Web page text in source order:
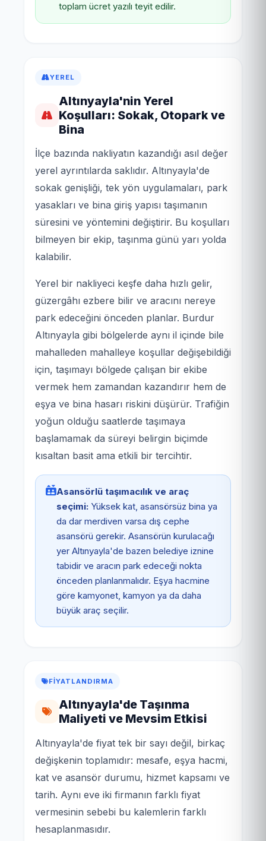
toplam ücret yazılı teyit edilir.
YEREL
Altınyayla'nin Yerel
Koşulları: Sokak, Otopark ve
Bina
İlçe bazında nakliyatın kazandığı asıl değer
yerel ayrıntılarda saklıdır. Altınyayla'de
sokak genişliği, tek yön uygulamaları, park
yasakları ve bina giriş yapısı taşımanın
süresini ve yöntemini değiştirir. Bu koşulları
bilmeyen bir ekip, taşınma günü yarı yolda
kalabilir.
Yerel bir nakliyeci keşfe daha hızlı gelir,
güzergâhı ezbere bilir ve aracını nereye
park edeceğini önceden planlar. Burdur
Altınyayla gibi bölgelerde aynı il içinde bile
mahalleden mahalleye koşullar değişebildiği
için, taşımayı bölgede çalışan bir ekibe
vermek hem zamandan kazandırır hem de
eşya ve bina hasarı riskini düşürür. Trafiğin
yoğun olduğu saatlerde taşımaya
başlamamak da süreyi belirgin biçimde
kısaltan basit ama etkili bir tercihtir.
Asansörlü taşımacılık ve araç
seçimi: Yüksek kat, asansörsüz bina ya
da dar merdiven varsa dış cephe
asansörü gerekir. Asansörün kurulacağı
yer Altınyayla'de bazen belediye iznine
tabidir ve aracın park edeceği nokta
önceden planlanmalıdır. Eşya hacmine
göre kamyonet, kamyon ya da daha
büyük araç seçilir.
FIYATLANDIRMA
Altınyayla'de Taşınma
Maliyeti ve Mevsim Etkisi
Altınyayla'de fiyat tek bir sayı değil, birkaç
değişkenin toplamıdır: mesafe, eşya hacmi,
kat ve asansör durumu, hizmet kapsamı ve
tarih. Aynı eve iki firmanın farklı fiyat
vermesinin sebebi bu kalemlerin farklı
hesaplanmasıdır.